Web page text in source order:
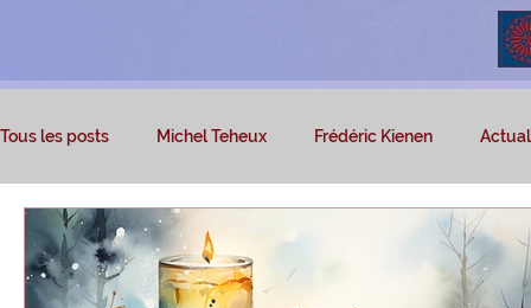
Tous les posts Michel Teheux Frédéric Kienen